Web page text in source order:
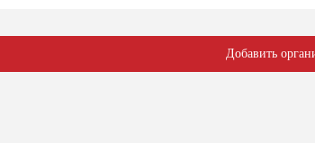
Добавить